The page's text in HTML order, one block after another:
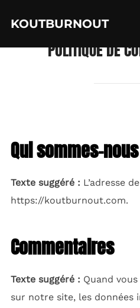
KOUTBURNOUT
POLITIQUE DE
Qui sommes-
Texte suggéré : L’adresse
https://koutburnout.com.
Commentaires
Texte suggéré : Quand
sur notre site, les données